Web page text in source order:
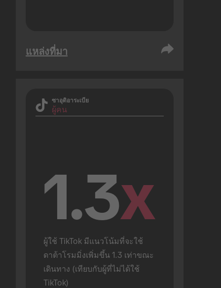
แหล่งที่มา
ซาอุดิอาระเบีย
ผู้คน
1.3x
ผู้ใช้ TikTok มีแนวโน้มที่จะใช้
ดาต้าโรมมิ่งเพิ่มขึ้น 1.3 เท่าขณะ
เดินทาง (เทียบกับผู้ที่ไม่ได้ใช้
TikTok)